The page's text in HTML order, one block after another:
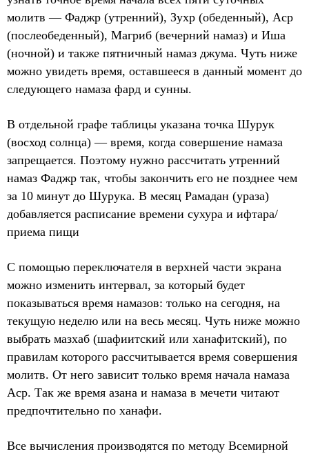
молитв — Фаджр (утренний), Зухр (обеденный), Аср
(послеобеденный), Магриб (вечерний намаз) и Иша
(ночной) и также пятничный намаз джума. Чуть ниже
можно увидеть время, оставшееся в данный момент до
следующего намаза фард и сунны.
В отдельной графе таблицы указана точка Шурук
(восход солнца) — время, когда совершение намаза
запрещается. Поэтому нужно рассчитать утренний
намаз Фаджр так, чтобы закончить его не позднее чем
за 10 минут до Шурука. В месяц Рамадан (ураза)
добавляется расписание времени сухура и ифтара/
приема пищи
С помощью переключателя в верхней части экрана
можно изменить интервал, за который будет
показываться время намазов: только на сегодня, на
текущую неделю или на весь месяц. Чуть ниже можно
выбрать мазхаб (шафиитский или ханафитский), по
правилам которого рассчитывается время совершения
молитв. От него зависит только время начала намаза
Аср. Так же время азана и намаза в мечети читают
предпочтительно по ханафи.
Все вычисления производятся по методу Всемирной